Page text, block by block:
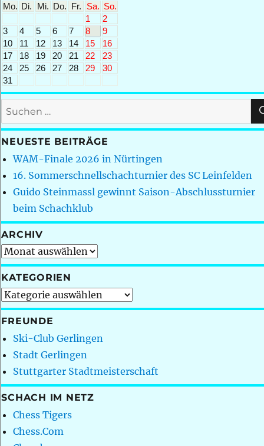
Mo. Di. Mi. Do. Fr. Sa. So.
1
2
3
4 5 6 7 8
9
10
11 12 13 14 15
16
17
18 19 20 21 22
23
24
25 26 27 28 29
30
31
Suchen
nach:
NEUESTE BEITRÄGE
WAM-Finale 2026 in Nürtingen
16. Sommerschnellschachturnier des SC Leinfelden
Guido Steinmassl gewinnt Saison-Abschlussturnier
beim Schachklub
ARCHIV
Archiv
KATEGORIEN
Kategorien
FREUNDE
Ski-Club Gerlingen
Stadt Gerlingen
Stuttgarter Stadtmeisterschaft
SCHACH IM NETZ
Chess Tigers
Chess.Com